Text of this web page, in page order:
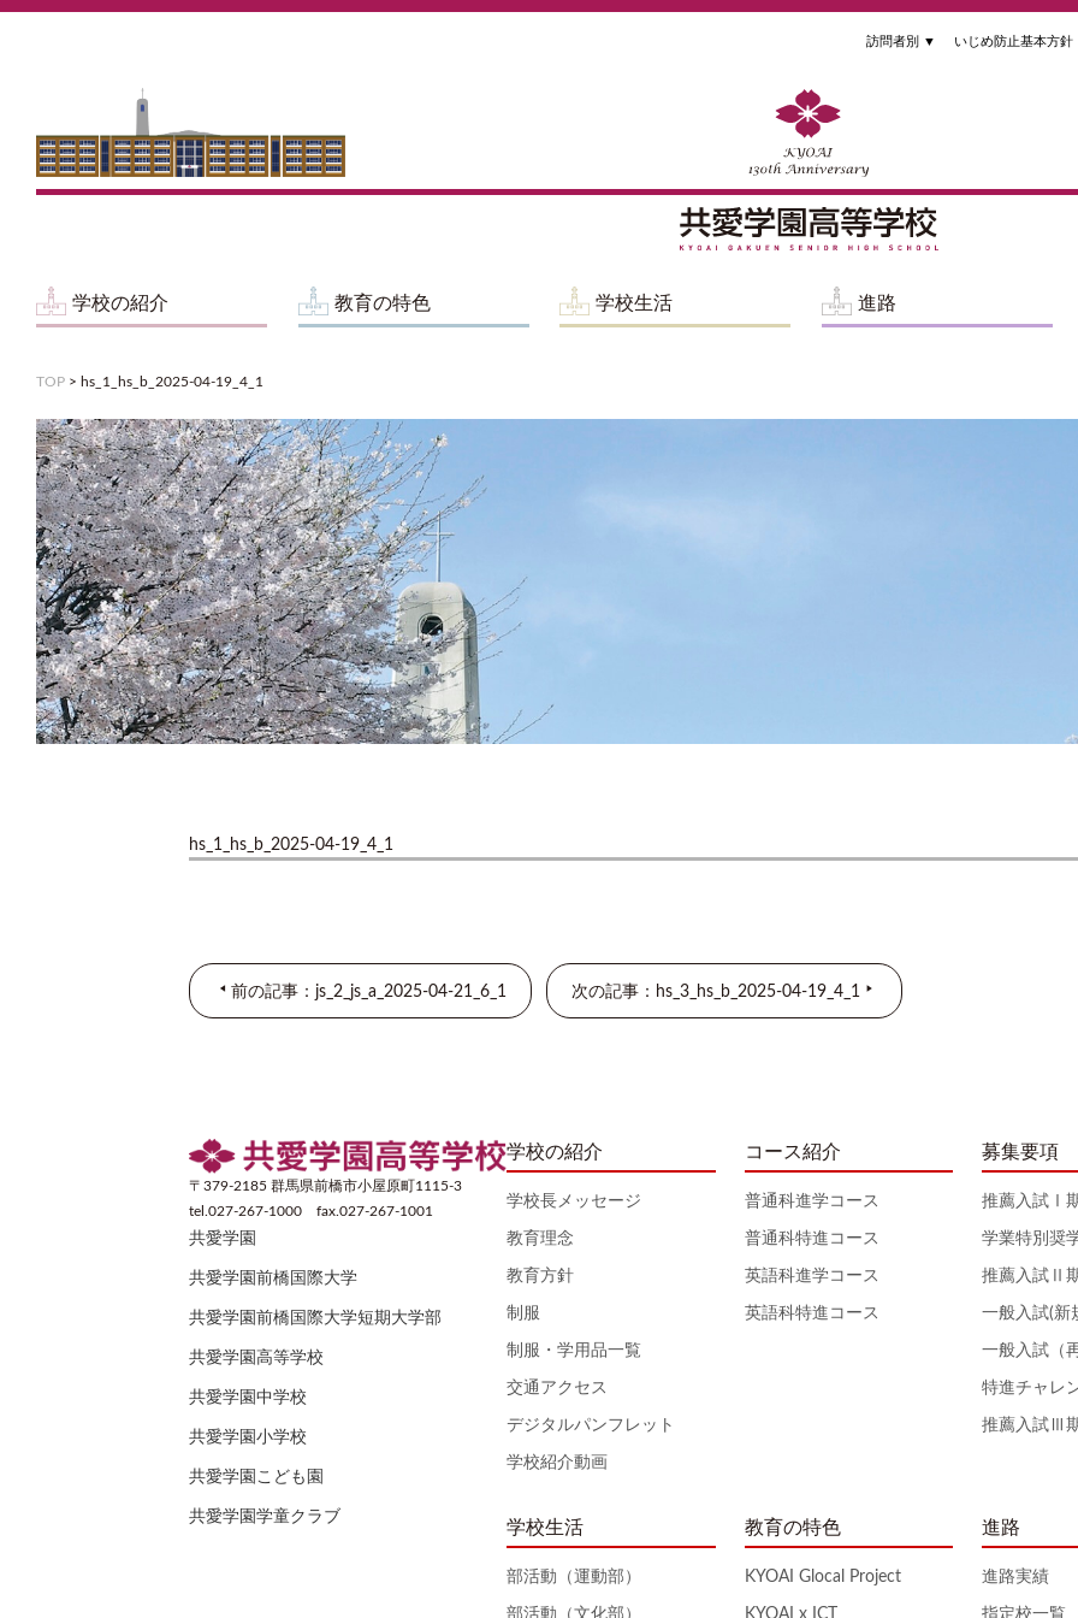
訪問者別 ▼ いじめ防止基本方針
学校の紹介 教育の特色 学校生活 進路
TOP > hs_1_hs_b_2025-04-19_4_1
hs_1_hs_b_2025-04-19_4_1
前の記事：js_2_js_a_2025-04-21_6_1 次の記事：hs_3_hs_b_2025-04-19_4_1
〒379-2185 群馬県前橋市小屋原町1115-3
tel.027-267-1000 fax.027-267-1001
共愛学園
共愛学園前橋国際大学
共愛学園前橋国際大学短期大学部
共愛学園高等学校
共愛学園中学校
共愛学園小学校
共愛学園こども園
共愛学園学童クラブ
学校の紹介
学校長メッセージ
教育理念
教育方針
制服
制服・学用品一覧
交通アクセス
デジタルパンフレット
学校紹介動画
学校生活
部活動（運動部）
部活動（文化部）
コース紹介
普通科進学コース
普通科特進コース
英語科進学コース
英語科特進コース
教育の特色
KYOAI Glocal Project
KYOAI x ICT
募集要項
推薦入試Ⅰ
学業特別奨
推薦入試Ⅱ
一般入試(新
一般入試（
特進チャレ
推薦入試Ⅲ
進路
進路実績
指定校一覧